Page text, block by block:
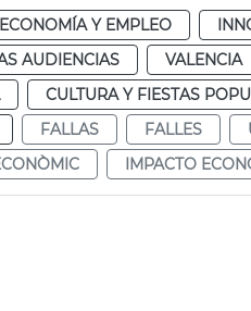
ECONOMÍA Y EMPLEO
AUDIENCIAS VALENCIA
CULTURA Y FIESTAS
FALLAS FALLES
IMPACTO